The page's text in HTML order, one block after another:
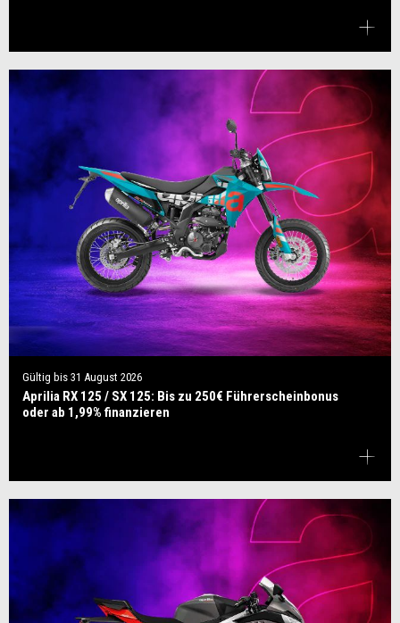
Gültig bis 31 August 2026
Aprilia RX 125 / SX 125: Bis zu 250€ Führerscheinbonus
oder ab 1,99% finanzieren